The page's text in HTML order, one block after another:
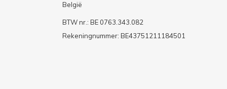
België
BTW nr.: BE 0763.343.082
Rekeningnummer: BE43751211184501